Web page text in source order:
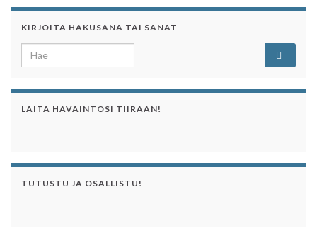
KIRJOITA HAKUSANA TAI SANAT
Search for:
LAITA HAVAINTOSI TIIRAAN!
TUTUSTU JA OSALLISTU!